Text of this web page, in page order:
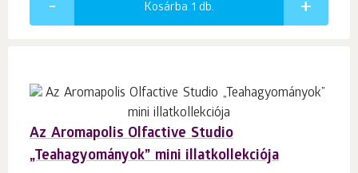
Kosárba 1 db.
Az Aromapolis Olfactive Studio
„Teahagyományok” mini illatkollekciója